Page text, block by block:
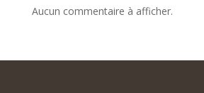
Aucun commentaire à afficher.